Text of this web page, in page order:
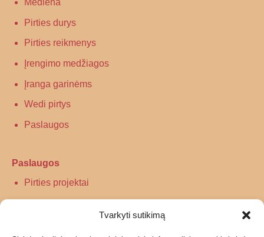
Tvarkyti sutikimą
Mediena
Pirties durys
Pirties reikmenys
Įrengimo medžiagos
Įranga garinėms
Wedi pirtys
Paslaugos
Paslaugos
Pirties projektai
Turkiškos pirties įrengimas